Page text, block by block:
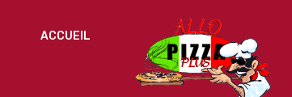
ACCUEIL
Mot de passe perdu ?